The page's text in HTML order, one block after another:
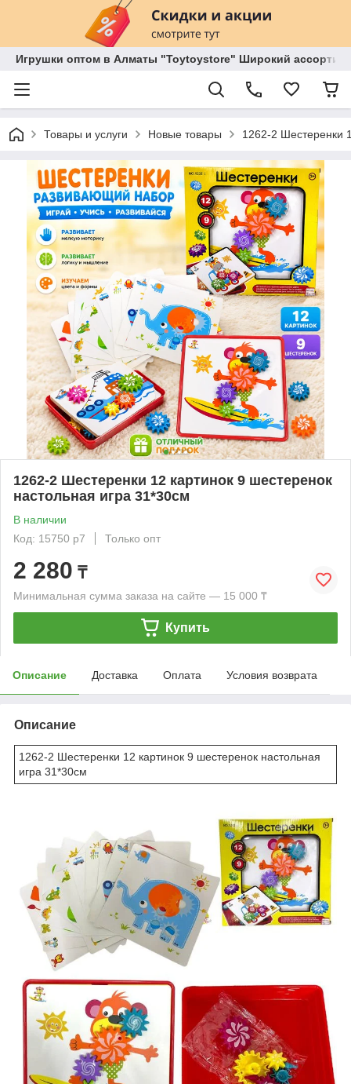
Игрушки оптом в Алматы "Toytoystore" Широкий
Товары и услуги Новые товары 1262-2 Шестеренки
1262-2 Шестеренки 12 картинок 9 шестеренок
настольная игра 31*30см
В наличии
Код: 15750 р7
Только опт
2 280 ₸
Минимальная сумма заказа на сайте — 15 000 ₸
Купить
Описание Доставка Оплата Условия возврата
Описание
1262-2 Шестеренки 12 картинок 9 шестеренок настольная
игра 31*30см